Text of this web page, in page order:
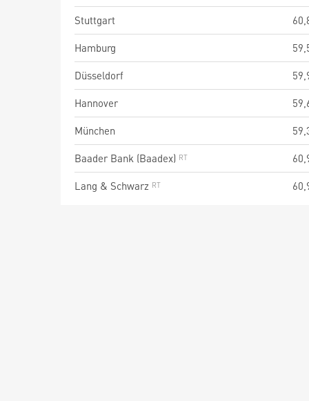
Stuttgart
Hamburg
Düsseldorf
Hannover
München
Baader Bank (Baadex)
Lang & Schwarz